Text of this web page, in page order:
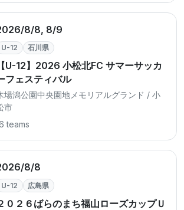
8/8, 8/9
U-12 石川県
【U-12】2026 小松北FC サマーサッカ
フェスティバル
場潟公園中央園地メモリアルグランド / 小
市
teams
8/8
U-12 広島県
０２６ばらのまち福山ローズカップＵ